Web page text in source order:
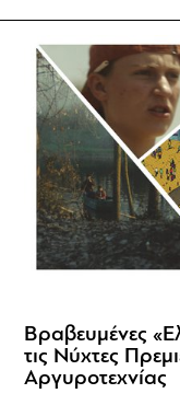
Βραβευμένες
τις Νύχτες
Αργυροτεχνίας